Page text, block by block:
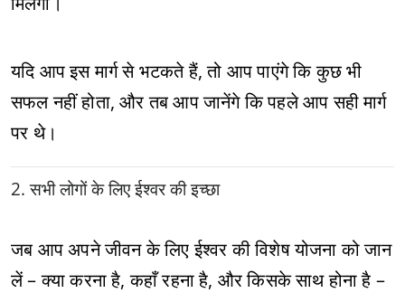
यदि आप इस मार्ग से भटकते हैं, तो आप पाएंगे कि कुछ भी
सफल नहीं होता, और तब आप जानेंगे कि पहले आप सही मार्ग
पर थे।
2. सभी लोगों के लिए ईश्वर की इच्छा
जब आप अपने जीवन के लिए ईश्वर की विशेष योजना को जान
लें – क्या करना है, कहाँ रहना है, और किसके साथ होना है –